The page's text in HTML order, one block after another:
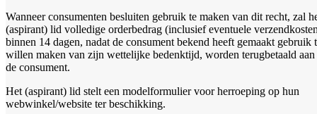
Wanneer consumenten besluiten gebruik te maken van dit recht, zal
(aspirant) lid volledige orderbedrag (inclusief eventuele
binnen 14 dagen, nadat de consument bekend heeft gemaakt gebruik
willen maken van zijn wettelijke bedenktijd, worden terugbetaald aan
de consument.
Het (aspirant) lid stelt een modelformulier voor herroeping op hun
webwinkel/website ter beschikking.